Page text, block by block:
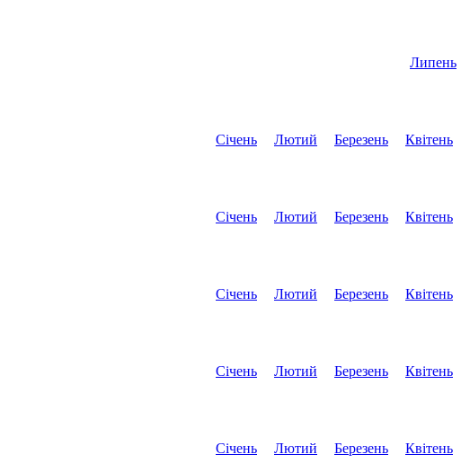
Липень
Січень Лютий Березень Квітень
Січень Лютий Березень Квітень
Січень Лютий Березень Квітень
Січень Лютий Березень Квітень
Січень Лютий Березень Квітень